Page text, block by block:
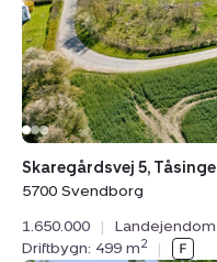
Skaregårdsvej 5, Tåsinge
5700 Svendborg
1.650.000
| Landejendom
Driftbygn: 499 m2 |